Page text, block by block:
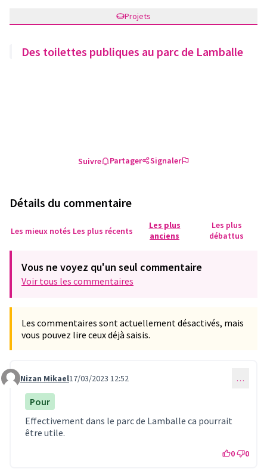
Projets
Des toilettes publiques au parc de Lamballe
Suivre Partager Signaler
Détails du commentaire
Les mieux notés Les plus récents
Les plus
anciens
Les plus
débattus
Vous ne voyez qu'un seul commentaire
Voir tous les commentaires
Les commentaires sont actuellement désactivés, mais
vous pouvez lire ceux déjà saisis.
Commentaire 730
Nizan Mikael17/03/2023 12:52 …
Pour
Effectivement dans le parc de Lamballe ca pourrait
être utile.
0 0